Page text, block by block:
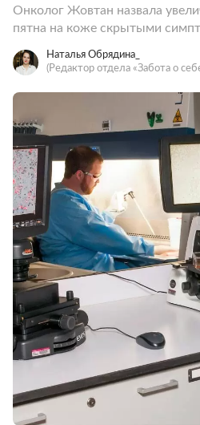
Онколог Жовтан назвала
пятна на коже скрытыми
Наталья Обрядина_
(Редактор отдела «Забота о